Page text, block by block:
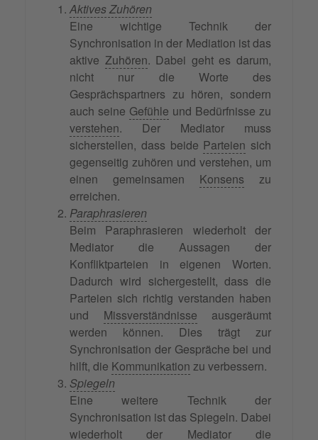
Aktives Zuhören
Eine wichtige Technik der
Synchronisation in der Mediation ist das
aktive Zuhören. Dabei geht es darum,
nicht nur die Worte des
Gesprächspartners zu hören, sondern
auch seine Gefühle und Bedürfnisse zu
verstehen. Der Mediator muss
sicherstellen, dass beide Parteien sich
gegenseitig zuhören und verstehen, um
einen gemeinsamen Konsens zu
erreichen.
Paraphrasieren
Beim Paraphrasieren wiederholt der
Mediator die Aussagen der
Konfliktparteien in eigenen Worten.
Dadurch wird sichergestellt, dass die
Parteien sich richtig verstanden haben
und Missverständnisse ausgeräumt
werden können. Dies trägt zur
Synchronisation der Gespräche bei und
hilft, die Kommunikation zu verbessern.
Spiegeln
Eine weitere Technik der
Synchronisation ist das Spiegeln. Dabei
wiederholt der Mediator die